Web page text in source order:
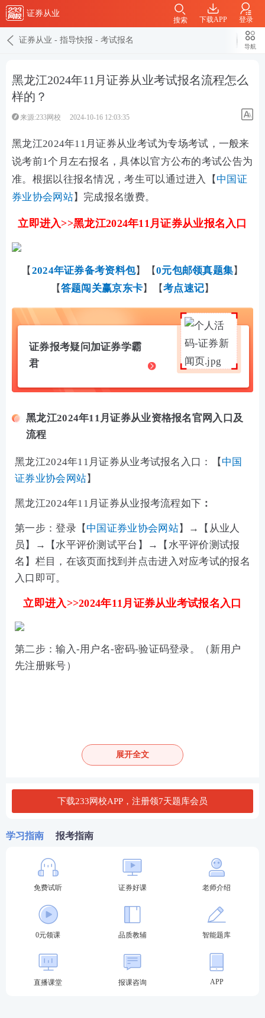
证券从业
下载APP 登录
搜索
证券从业 - 指导快报 - 考试报名
导航
黑龙江2024年11月证券从业考试报名流程怎么
样的？
来源:233网校 2024-10-16 12:03:35
黑龙江2024年11月证券从业考试为专场考试，一般来
说考前1个月左右报名，具体以官方公布的考试公告为
准。根据以往报名情况，考生可以通过进入【 中国证
券业协会网站】完成报名缴费。
立即进入>>黑龙江2024年11月证券从业报名入口
【 2024年证券备考资料包】【0元包邮领真题集】
【答题闯关赢京东卡】【考点速记】
证券报考疑问加证券学霸
君
黑龙江2024年11月证券从业资格报名官网入口及
流程
黑龙江2024年11月证券从业考试报名入口： 【 中国
证券业协会网站】
黑龙江2024年11月证券从业报考流程如下 ：
第一步：登录【 中国证券业协会网站】→【从业人
员】→【水平评价测试平台】→【水平评价测试报
名】栏目，在该页面找到并点击进入对应考试的报名
入口即可。
立即进入>>2024年11月证券从业考试报名入口
第二步：输入-用户名-密码-验证码登录。（新用户
先注册账号）
第三步：阅读承诺书，勾选“我已阅读并承诺”，进行
下一步。
展开全文
下载233网校APP，注册领7天题库会员
学习指南 报考指南
免费试听 证券好课 老师介绍
0元领课 品质教辅 智能题库
直播课堂 报课咨询 APP